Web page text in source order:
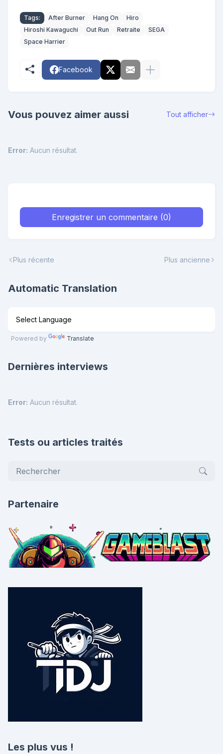
Tags: After Burner Hang On
Hiro
Hiroshi Kawaguchi
Out Run Retraite
SEGA
Space Harrier
Facebook
Vous pouvez aimer aussi Tout afficher
Error: Aucun résultat.
Enregistrer un commentaire (0)
Plus récente Plus ancienne
Automatic Translation
Powered by Translate
Dernières interviews
Error: Aucun résultat.
Tests ou articles traités
Partenaire
Les plus vus !